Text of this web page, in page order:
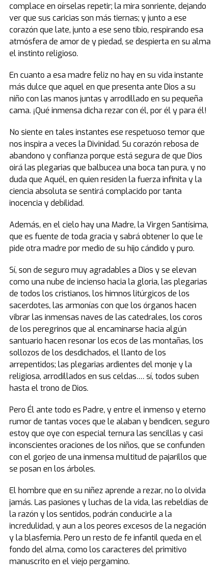
complace en oírselas repetir; la mira sonriente, dejando
ver que sus caricias son más tiernas; y junto a ese
corazón que late, junto a ese seno tibio, respirando esa
atmósfera de amor de y piedad, se despierta en su alma
el instinto religioso.
En cuanto a esa madre feliz no hay en su vida instante
más dulce que aquel en que presenta ante Dios a su
niño con las manos juntas y arrodillado en su pequeña
cama. ¡Qué inmensa dicha rezar con él, por él y para él!
No siente en tales instantes ese respetuoso temor que
nos inspira a veces la Divinidad. Su corazón rebosa de
abandono y confianza porque está segura de que Dios
oirá las plegarias que balbucea una boca tan pura, y no
duda que Aquél, en quien residen la fuerza infinita y la
ciencia absoluta se sentirá complacido por tanta
inocencia y debilidad.
Además, en el cielo hay una Madre, la Virgen Santísima,
que es fuente de toda gracia y sabrá obtener lo que le
pide otra madre por medio de su hijo cándido y puro.
Sí, son de seguro muy agradables a Dios y se elevan
como una nube de incienso hacia la gloria, las plegarias
de todos los cristianos, los himnos litúrgicos de los
sacerdotes, las armonías con que los órganos hacen
vibrar las inmensas naves de las catedrales, los coros
de los peregrinos que al encaminarse hacia algún
santuario hacen resonar los ecos de las montañas, los
sollozos de los desdichados, el llanto de los
arrepentidos; las plegarias ardientes del monje y la
religiosa, arrodillados en sus celdas…. sí, todos suben
hasta el trono de Dios.
Pero Él ante todo es Padre, y entre el inmenso y eterno
rumor de tantas voces que le alaban y bendicen, seguro
estoy que oye con especial ternura las sencillas y casi
inconscientes oraciones de los niños, que se confunden
con el gorjeo de una inmensa multitud de pajarillos que
se posan en los árboles.
El hombre que en su niñez aprende a rezar, no lo olvida
jamás. Las pasiones y luchas de la vida, las rebeldías de
la razón y los sentidos, podrán conducirle a la
incredulidad, y aun a los peores excesos de la negación
y la blasfemia. Pero un resto de fe infantil queda en el
fondo del alma, como los caracteres del primitivo
manuscrito en el viejo pergamino.